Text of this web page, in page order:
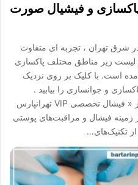
” پاکسازی و فیشیال صورت
شرق تهران ، تجربه ای متفاوت
لیست زیر مناطق مختلف پاکسازی
است. با کلیک بر روی نزدیک
و جوانسازی را بیابید .
فیشال تخصصی vip تهرانپارس مرکز « فیشال تخصصی VIP تهرانپارس
فیشال و مراقبت‌های پوستی
تکنیک‌های…